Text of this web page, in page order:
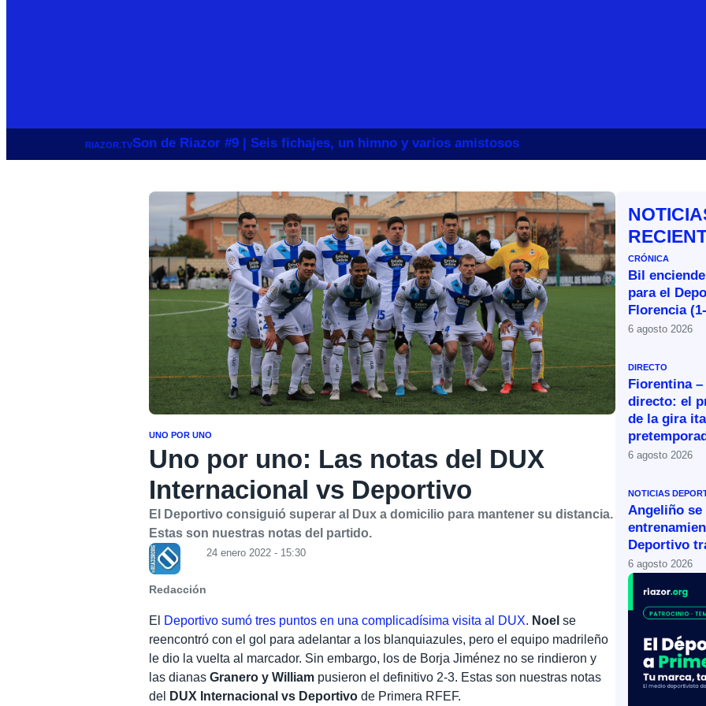
RIAZOR.TVSon de Riazor #9 | Seis fichajes, un himno y varios amistosos
UNO POR UNO
Uno por uno: Las notas del DUX
Internacional vs Deportivo
El Deportivo consiguió superar al Dux a domicilio para mantener su distancia.
Estas son nuestras notas del partido.
Redacción
24 enero 2022 - 15:30
El Deportivo sumó tres puntos en una complicadísima visita al DUX. Noel se
reencontró con el gol para adelantar a los blanquiazules, pero el equipo madrileño
le dio la vuelta al marcador. Sin embargo, los de Borja Jiménez no se rindieron y
las dianasGranero y William pusieron el definitivo 2-3. Estas son nuestras notas
del
DUX Internacional vs Deportivo de Primera RFEF.
CRÓNICA
Bil
para el
Florencia
6 agosto 2026
DIRECTO
Fiorentina
directo: el
de la gira
6 agosto 2026
NOTICIAS
Angeliño se
Deportivo
6 agosto 2026